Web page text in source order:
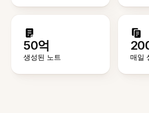
50억
생성된 노트 매일